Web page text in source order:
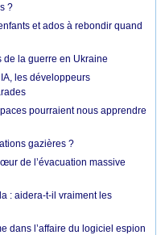
?
et ados à rebondir quand
de la guerre en Ukraine
les développeurs
pourraient nous apprendre
gazières ?
de l’évacuation massive
: aidera-t-il vraiment les
dans l’affaire du logiciel espion